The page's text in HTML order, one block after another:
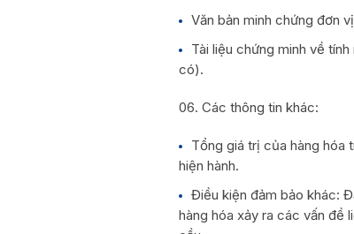
Văn bản minh chứng đơn
Tài liệu chứng minh về
có).
Các thông tin khác:
Tổng giá trị của hàng hóa
hiện hành.
Điều kiện đảm bảo khác:
hàng hóa xảy ra các vấn đề